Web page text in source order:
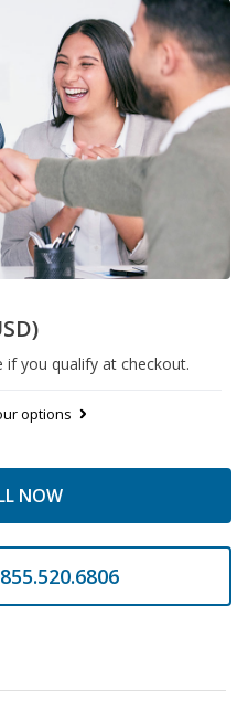
if you qualify at checkout.
options
NOW